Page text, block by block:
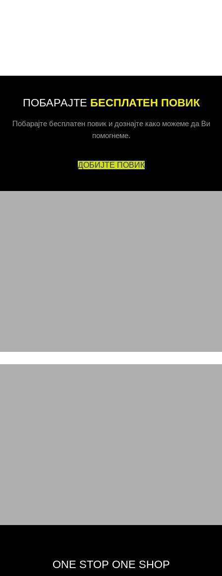
ПОБАРАЈТЕ БЕСПЛАТЕН ПОВИК
Побарајте бесплатен повик и дознајте како можеме да Ви
помогнеме.
ДОБИЈТЕ ПОВИК
ONE STOP ONE SHOP